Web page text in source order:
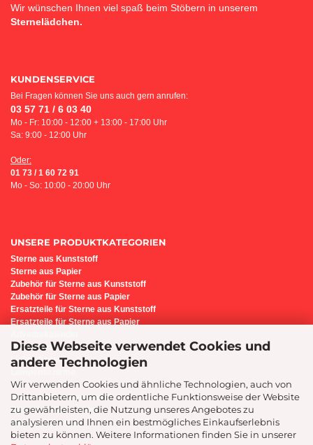
Diese Webseite verwendet Cookies und
andere Technologien
Wir verwenden Cookies und ähnliche Technologien, auch von
Drittanbietern, um die ordentliche Funktionsweise der Website
zu gewährleisten, die Nutzung unseres Angebotes zu
analysieren und Ihnen ein bestmögliches Einkaufserlebnis
bieten zu können. Weitere Informationen finden Sie in unserer
Wir wünschen Ihnen viel spaß beim Stöbern in unserem
Sternelädchen.
KUNDENSERVICE
Bei Fragen können Sie uns auch gern anrufen:
03 57 71 / 6 03 40
Mo - Fr: 10:00 - 12:00 + 13:00 - 17:00 Uhr
Sa: 9:00 - 12:00 Uhr
Oder:
01 73 / 1 60 72 91
Mo - So: 10:00 - 20:00 Uhr
UNSERE PRODUKTKATEGORIEN
Sterne aus Kunststoff
Sterne aus Papier
Zubehör für Sterne aus Kunststoff
Zubehör für Sterne aus Papier
Ersatzteile für Sterne aus Kunststoff
Ersatzteile für Sterne aus Papier
Bastel-Set i6
Lichterbogen
Sternenleuchte
Präsente/Geschenkideen
Geschenk-Gutscheine
Montage-Service